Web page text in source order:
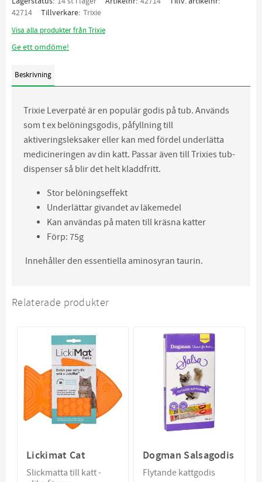
42714
Tillverkare Trixie
Visa alla produkter från Trixie
Ge ett omdöme!
Beskrivning
Trixie Leverpaté är en populär godis på tub. Används
som t ex belöningsgodis, påfyllning till
aktiveringsleksaker eller kan med fördel underlätta
medicineringen av din katt. Passar även till Trixies tub-
dispenser så blir det helt kladdfritt.
Stor belöningseffekt
Underlättar givandet av läkemedel
Kan användas på maten till kräsna katter
Förp: 75g
Innehåller den essentiella aminosyran taurin.
Relaterade produkter
Lickimat Cat
Slickmatta till katt -
Dogman Salsagodis
Flytande kattgodis